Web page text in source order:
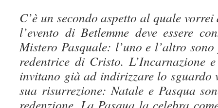
C’è un secondo aspetto al quale vorrei
l’evento di Betlemme deve essere
Mistero Pasquale: l’uno e l’altro
redentrice di Cristo. L’Incarnazione
invitano già ad indirizzare lo sguardo
sua risurrezione: Natale e Pasqua
redenzione. La Pasqua la celebra